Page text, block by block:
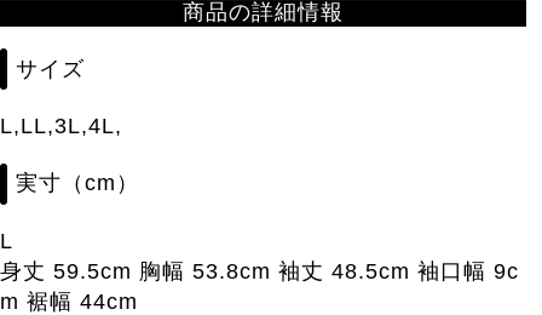
商品の詳細情報
サイズ
L,LL,3L,4L,
実寸（cm）
L
身丈 59.5cm 胸幅 53.8cm 袖丈 48.5cm 袖口幅 9c
m 裾幅 44cm